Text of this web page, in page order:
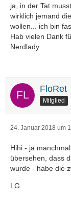
ja, in der Tat
wirklich jemand
wollen... ich bin
Hab vielen Dank
Nerdlady
FloRet
Mitglied
24. Januar 2018 um
Hihi - ja
übersehen, dass
wurde - habe die
LG